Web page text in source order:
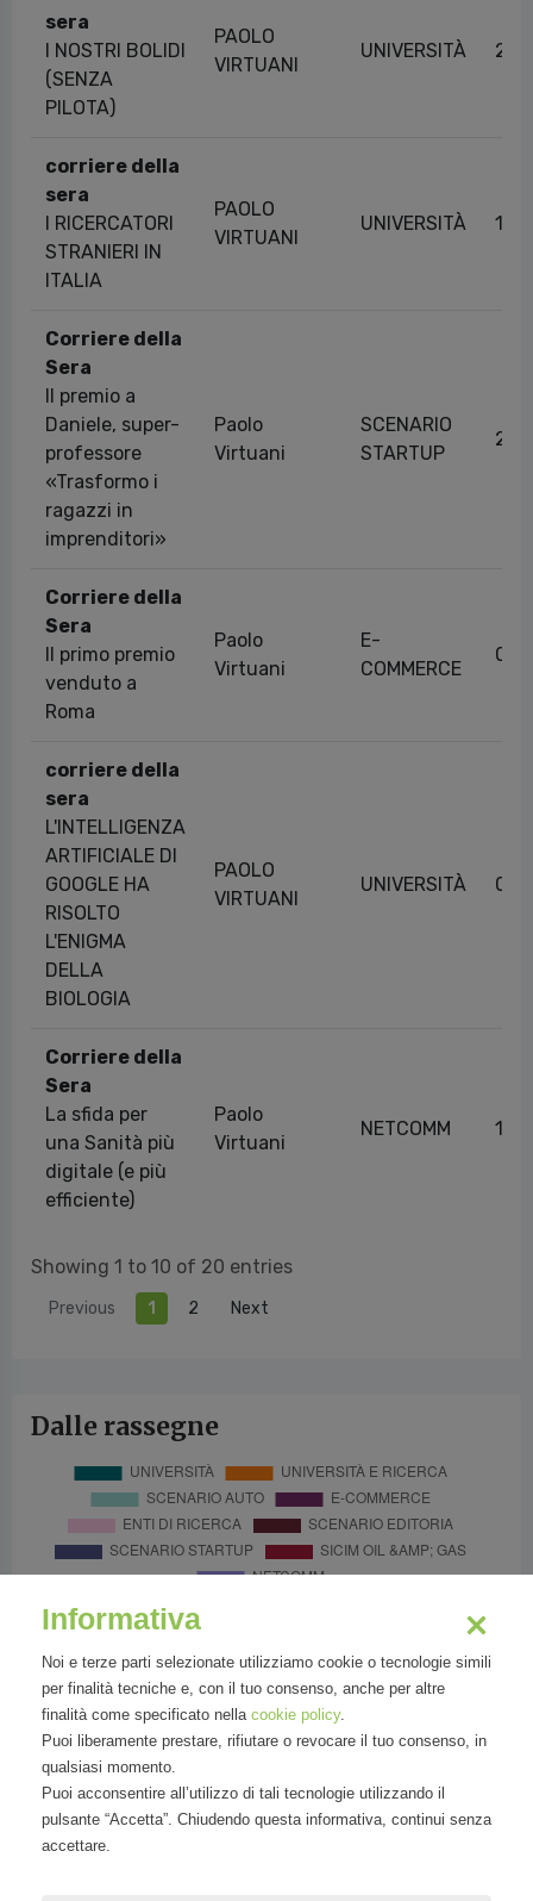
sera
I NOSTRI BOLIDI
(SENZA
PILOTA)
PAOLO
VIRTUANI
UNIVERSITÀ 27/
corriere della
sera
I RICERCATORI
STRANIERI IN
ITALIA
PAOLO
VIRTUANI
UNIVERSITÀ 15/
Corriere della
Sera
Il premio a
Daniele, super-
professore
«Trasformo i
ragazzi in
imprenditori»
Paolo
Virtuani
SCENARIO
STARTUP
28/
Corriere della
Sera
Il primo premio
venduto a
Roma
Paolo
Virtuani
E-
COMMERCE
07/
corriere della
sera
L'INTELLIGENZA
ARTIFICIALE DI
GOOGLE HA
RISOLTO
L'ENIGMA
DELLA
BIOLOGIA
PAOLO
VIRTUANI
UNIVERSITÀ 02/
Corriere della
Sera
La sfida per
una Sanità più
digitale (e più
efficiente)
Paolo
Virtuani
NETCOMM 10/
Showing 1 to 10 of 20 entries
Previous 1 2 Next
Dalle rassegne
Informativa
Noi e terze parti selezionate utilizziamo cookie o tecnologie simili
per finalità tecniche e, con il tuo consenso, anche per altre
finalità come specificato nella cookie policy.
Puoi liberamente prestare, rifiutare o revocare il tuo consenso, in
qualsiasi momento.
Puoi acconsentire all’utilizzo di tali tecnologie utilizzando il
pulsante “Accetta”. Chiudendo questa informativa, continui senza
accettare.